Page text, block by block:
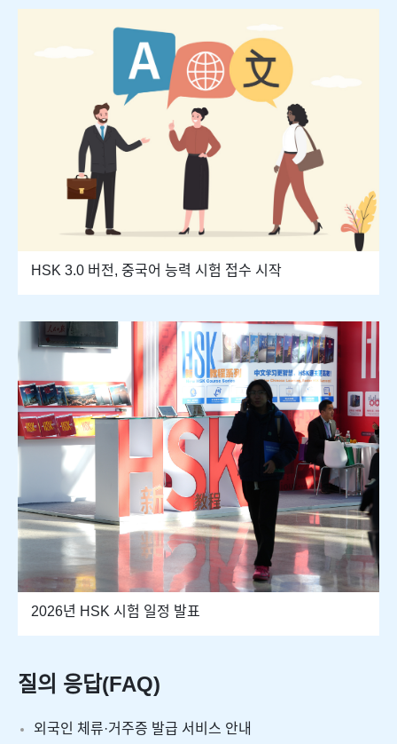
HSK 3.0 버전, 중국어 능력 시험 접수 시작
2026년 HSK 시험 일정 발표
질의 응답(FAQ)
외국인 체류·거주증 발급 서비스 안내